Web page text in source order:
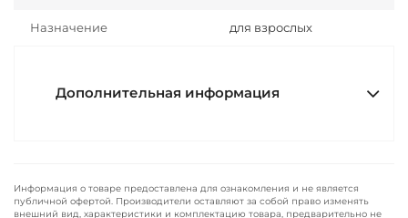
Назначение для взрослых
Дополнительная информация
Информация о товаре предоставлена для ознакомления и не является
публичной офертой. Производители оставляют за собой право изменять
внешний вид, характеристики и комплектацию товара, предварительно не